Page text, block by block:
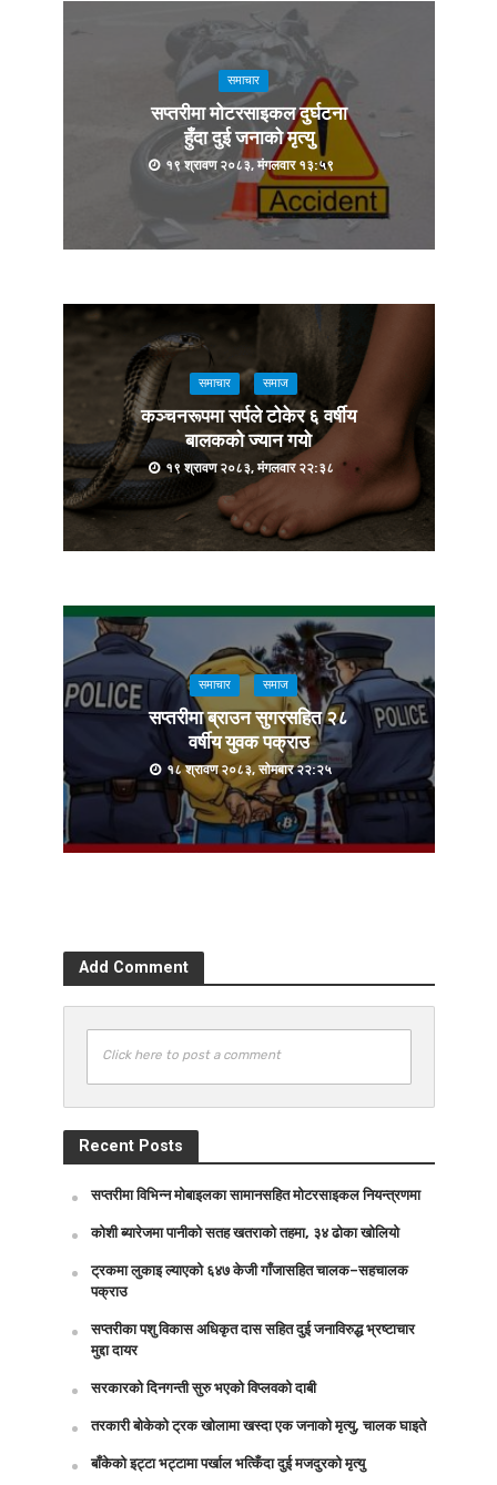
समाचार
सप्तरीमा मोटरसाइकल दुर्घटना
हुँदा दुई जनाको मृत्यु
१९ श्रावण २०८३, मंगलवार १३:५९
समाचार समाज
कञ्चनरूपमा सर्पले टोकेर ६ वर्षीय
बालकको ज्यान गयो
१९ श्रावण २०८३, मंगलवार २२:३८
समाचार समाज
सप्तरीमा ब्राउन सुगरसहित २८
वर्षीय युवक पक्राउ
१८ श्रावण २०८३, सोमबार २२:२५
Add Comment
Click here to post a comment
Recent Posts
सप्तरीमा विभिन्न मोबाइलका सामानसहित मोटरसाइकल नियन्त्रणमा
कोशी ब्यारेजमा पानीको सतह खतराको तहमा, ३४ ढोका खोलियो
ट्रकमा लुकाइ ल्याएको ६४७ केजी गाँजासहित चालक–सहचालक
पक्राउ
सप्तरीका पशु विकास अधिकृत दास सहित दुई जनाविरुद्ध भ्रष्टाचार
मुद्दा दायर
सरकारको दिनगन्ती सुरु भएको विप्लवको दाबी
तरकारी बोकेको ट्रक खोलामा खस्दा एक जनाको मृत्यु, चालक घाइते
बाँकेको इट्टा भट्टामा पर्खाल भत्किँदा दुई मजदुरको मृत्यु